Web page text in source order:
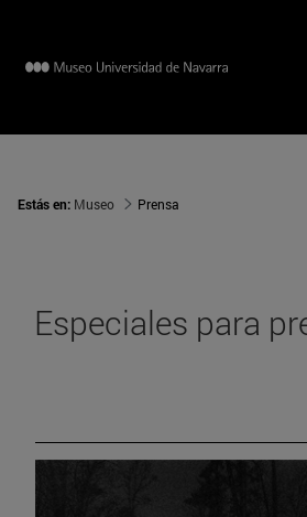
Estás en: Museo Prensa
Especiales para